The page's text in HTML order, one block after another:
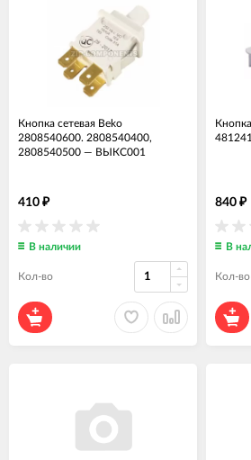
Кнопка сетевая Beko
2808540600. 2808540400,
2808540500 — ВЫКС001
410 ₽
В наличии
Кол-во
840 ₽
В
Кол-во